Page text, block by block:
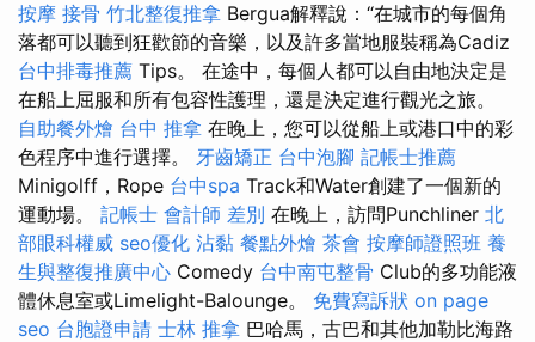
按摩 接骨 竹北整復推拿 Bergua解釋說：“在城市的每個角
落都可以聽到狂歡節的音樂，以及許多當地服裝稱為Cadiz
台中排毒推薦 Tips。 在途中，每個人都可以自由地決定是
在船上屈服和所有包容性護理，還是決定進行觀光之旅。
自助餐外燴 台中 推拿 在晚上，您可以從船上或港口中的彩
色程序中進行選擇。 牙齒矯正 台中泡腳 記帳士推薦
Minigolff，Rope 台中spa Track和Water創建了一個新的
運動場。 記帳士 會計師 差別 在晚上，訪問Punchliner 北
部眼科權威 seo優化 沾黏 餐點外燴 茶會 按摩師證照班 養
生與整復推廣中心 Comedy 台中南屯整骨 Club的多功能液
體休息室或Limelight-Balounge。 免費寫訴狀 on page
seo 台胞證申請 士林 推拿 巴哈馬，古巴和其他加勒比海路